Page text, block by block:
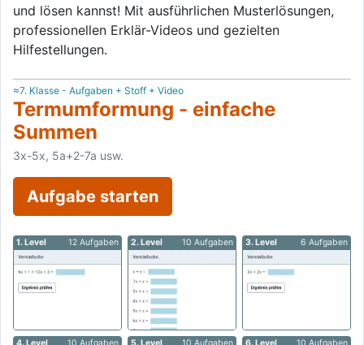
und lösen kannst! Mit ausführlichen Musterlösungen,
professionellen Erklär-Videos und gezielten
Hilfestellungen.
≈7. Klasse - Aufgaben + Stoff + Video
Termumformung - einfache
Summen
3x-5x, 5a+2-7a usw.
Aufgabe starten
1. Level 12 Aufgaben 2. Level 10 Aufgaben 3. Level 6 Aufgaben